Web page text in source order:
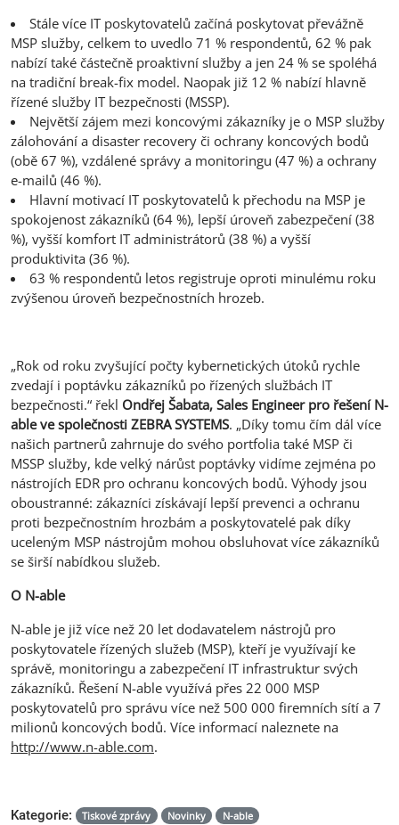
Stále více IT poskytovatelů začíná poskytovat převážně
MSP služby, celkem to uvedlo 71 % respondentů, 62 % pak
nabízí také částečně proaktivní služby a jen 24 % se spoléhá
na tradiční break-fix model. Naopak již 12 % nabízí hlavně
řízené služby IT bezpečnosti (MSSP).
Největší zájem mezi koncovými zákazníky je o MSP služby
zálohování a disaster recovery či ochrany koncových bodů
(obě 67 %), vzdálené správy a monitoringu (47 %) a ochrany
e-mailů (46 %).
Hlavní motivací IT poskytovatelů k přechodu na MSP je
spokojenost zákazníků (64 %), lepší úroveň zabezpečení (38
%), vyšší komfort IT administrátorů (38 %) a vyšší
produktivita (36 %).
63 % respondentů letos registruje oproti minulému roku
zvýšenou úroveň bezpečnostních hrozeb.
„Rok od roku zvyšující počty kybernetických útoků rychle
zvedají i poptávku zákazníků po řízených službách IT
bezpečnosti.“ řekl Ondřej Šabata, Sales Engineer pro řešení N-
able ve společnosti ZEBRA SYSTEMS. „Díky tomu čím dál více
našich partnerů zahrnuje do svého portfolia také MSP či
MSSP služby, kde velký nárůst poptávky vidíme zejména po
nástrojích EDR pro ochranu koncových bodů. Výhody jsou
oboustranné: zákazníci získávají lepší prevenci a ochranu
proti bezpečnostním hrozbám a poskytovatelé pak díky
uceleným MSP nástrojům mohou obsluhovat více zákazníků
se širší nabídkou služeb.
O N-able
N-able je již více než 20 let dodavatelem nástrojů pro
poskytovatele řízených služeb (MSP), kteří je využívají ke
správě, monitoringu a zabezpečení IT infrastruktur svých
zákazníků. Řešení N-able využívá přes 22 000 MSP
poskytovatelů pro správu více než 500 000 firemních sítí a 7
milionů koncových bodů. Více informací naleznete na
http://www.n-able.com.
Kategorie: Tiskové zprávy Novinky N-able